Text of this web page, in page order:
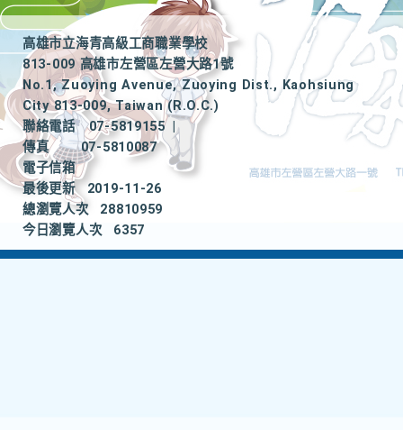
高雄市立海青高級工商職業學校
813-009 高雄市左營區左營大路1號
No.1, Zuoying Avenue, Zuoying Dist., Kaohsiung
City 813-009, Taiwan (R.O.C.)
聯絡電話
07-5819155
|
傳真
07-5810087
電子信箱
最後更新
2019-11-26
總瀏覽人次
28810959
今日瀏覽人次
6357